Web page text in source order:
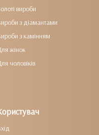
вироби
з діамантами
з камінням
жінок
чоловіків